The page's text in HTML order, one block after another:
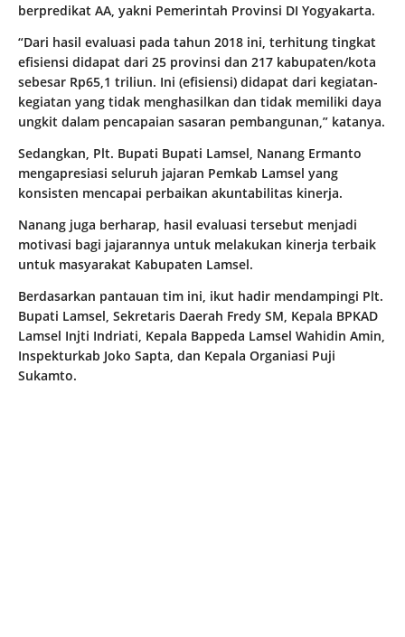
berpredikat AA, yakni Pemerintah Provinsi DI Yogyakarta.
“Dari hasil evaluasi pada tahun 2018 ini, terhitung tingkat
efisiensi didapat dari 25 provinsi dan 217 kabupaten/kota
sebesar Rp65,1 triliun. Ini (efisiensi) didapat dari kegiatan-
kegiatan yang tidak menghasilkan dan tidak memiliki daya
ungkit dalam pencapaian sasaran pembangunan,” katanya.
Sedangkan, Plt. Bupati Bupati Lamsel, Nanang Ermanto
mengapresiasi seluruh jajaran Pemkab Lamsel yang
konsisten mencapai perbaikan akuntabilitas kinerja.
Nanang juga berharap, hasil evaluasi tersebut menjadi
motivasi bagi jajarannya untuk melakukan kinerja terbaik
untuk masyarakat Kabupaten Lamsel.
Berdasarkan pantauan tim ini, ikut hadir mendampingi Plt.
Bupati Lamsel, Sekretaris Daerah Fredy SM, Kepala BPKAD
Lamsel Injti Indriati, Kepala Bappeda Lamsel Wahidin Amin,
Inspekturkab Joko Sapta, dan Kepala Organiasi Puji
Sukamto.